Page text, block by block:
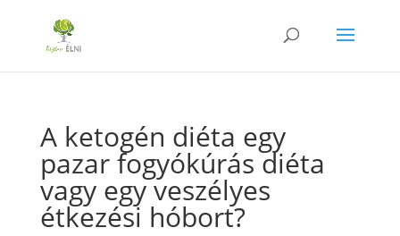
A ketogén diéta egy
pazar fogyókúrás diéta
vagy egy veszélyes
étkezési hóbort?